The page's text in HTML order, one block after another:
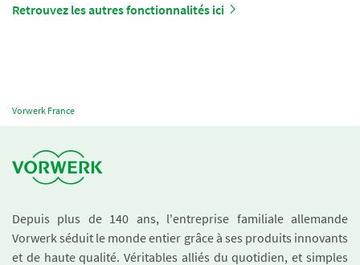
Retrouvez les autres fonctionnalités ici
Vorwerk France
Depuis plus de 140 ans, l'entreprise familiale allemande
Vorwerk séduit le monde entier grâce à ses produits innovants
et de haute qualité. Véritables alliés du quotidien, et simples